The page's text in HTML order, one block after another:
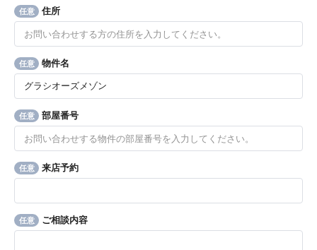
任意 住所
任意 物件名
任意 部屋番号
任意 来店予約
任意 ご相談内容